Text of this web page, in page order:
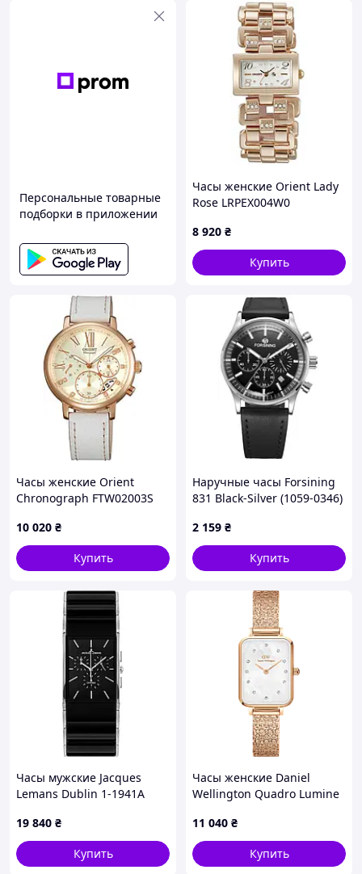
Персональные товарные
подборки в приложении
Часы женские Orient Lady
Rose LRPEX004W0
8 920 ₴
Купить
Часы женские Orient
Chronograph FTW02003S
10 020 ₴
Купить
Наручные часы Forsining
831 Black-Silver (1059-0346)
2 159 ₴
Купить
Часы мужские Jacques
Lemans Dublin 1-1941A
19 840 ₴
Купить
Часы женские Daniel
Wellington Quadro Lumine
11 040 ₴
Купить